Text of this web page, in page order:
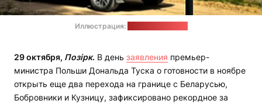
Иллюстрация:
29 октября, Позірк. В день заявления премьер-
министра Польши Дональда Туска о готовности в ноябре
открыть еще два перехода на границе с Беларусью,
Бобровники и Кузницу, зафиксировано рекордное за